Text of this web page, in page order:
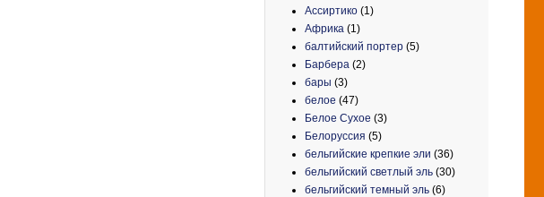
Ассиртико (1)
Африка (1)
балтийский портер (5)
Барбера (2)
бары (3)
белое (47)
Белое Сухое (3)
Белоруссия (5)
бельгийские крепкие эли (36)
бельгийский светлый эль (30)
бельгийский темный эль (6)